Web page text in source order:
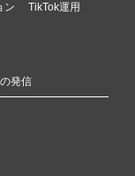
ン
TikTok運用
発信